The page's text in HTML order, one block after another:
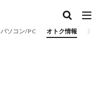
パソコン/PC オトク情報 旅